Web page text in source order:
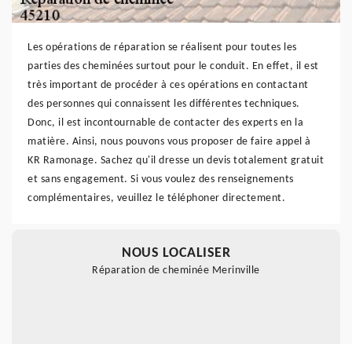
Les opérations de réparation se réalisent pour toutes les
parties des cheminées surtout pour le conduit. En effet, il est
très important de procéder à ces opérations en contactant
des personnes qui connaissent les différentes techniques.
Donc, il est incontournable de contacter des experts en la
matière. Ainsi, nous pouvons vous proposer de faire appel à
KR Ramonage. Sachez qu'il dresse un devis totalement gratuit
et sans engagement. Si vous voulez des renseignements
complémentaires, veuillez le téléphoner directement.
NOUS LOCALISER
Réparation de cheminée Merinville